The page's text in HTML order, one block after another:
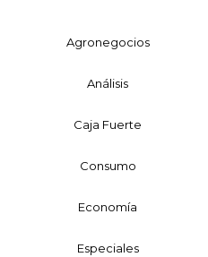
Agronegocios
Análisis
Caja Fuerte
Consumo
Economía
Especiales